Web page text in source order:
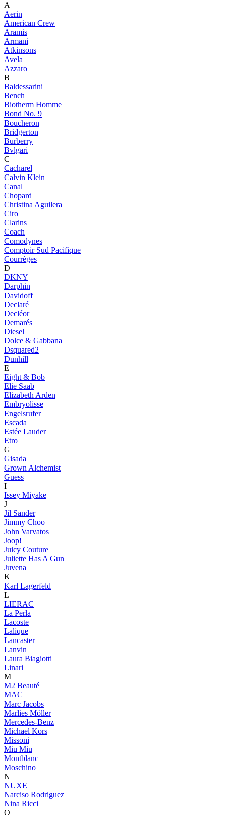
A
Aerin
American Crew
Aramis
Armani
Atkinsons
Avela
Azzaro
B
Baldessarini
Bench
Biotherm Homme
Bond No. 9
Boucheron
Bridgerton
Burberry
Bvlgari
C
Cacharel
Calvin Klein
Canal
Chopard
Christina Aguilera
Ciro
Clarins
Coach
Comodynes
Comptoir Sud Pacifique
Courrèges
D
DKNY
Darphin
Davidoff
Declaré
Decléor
Demarés
Diesel
Dolce & Gabbana
Dsquared2
Dunhill
E
Eight & Bob
Elie Saab
Elizabeth Arden
Embryolisse
Engelsrufer
Escada
Estée Lauder
Etro
G
Gisada
Grown Alchemist
Guess
I
Issey Miyake
J
Jil Sander
Jimmy Choo
John Varvatos
Joop!
Juicy Couture
Juliette Has A Gun
Juvena
K
Karl Lagerfeld
L
LIERAC
La Perla
Lacoste
Lalique
Lancaster
Lanvin
Laura Biagiotti
Linari
M
M2 Beauté
MAC
Marc Jacobs
Marlies Möller
Mercedes-Benz
Michael Kors
Missoni
Miu Miu
Montblanc
Moschino
N
NUXE
Narciso Rodriguez
Nina Ricci
O